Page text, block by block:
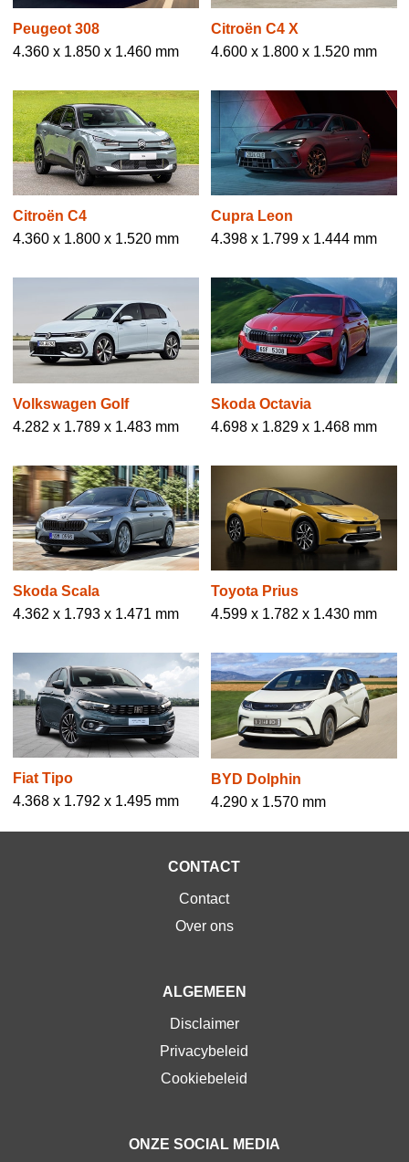
Peugeot 308
4.360 x 1.850 x 1.460 mm
Citroën C4 X
4.600 x 1.800 x 1.520 mm
Citroën C4
4.360 x 1.800 x 1.520 mm
Cupra Leon
4.398 x 1.799 x 1.444 mm
Volkswagen Golf
4.282 x 1.789 x 1.483 mm
Skoda Octavia
4.698 x 1.829 x 1.468 mm
Skoda Scala
4.362 x 1.793 x 1.471 mm
Toyota Prius
4.599 x 1.782 x 1.430 mm
Fiat Tipo
4.368 x 1.792 x 1.495 mm
BYD Dolphin
4.290 x 1.570 mm
CONTACT
Contact
Over ons
ALGEMEEN
Disclaimer
Privacybeleid
Cookiebeleid
ONZE SOCIAL MEDIA